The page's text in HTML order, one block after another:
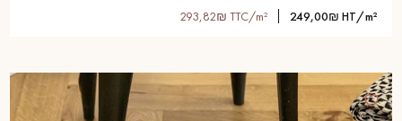
293,82₪ TTC/m² 249,00₪ HT/m²